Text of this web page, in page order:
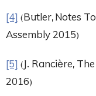
[4](Butler, Notes
Assembly 2015)
[5](J. Rancière,
2016)